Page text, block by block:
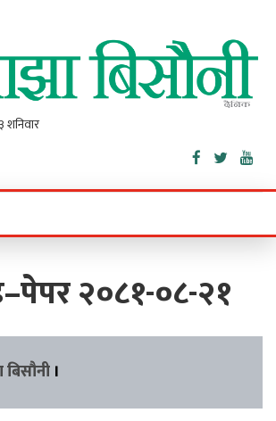
Sajha
२०८१-०८-२१
।